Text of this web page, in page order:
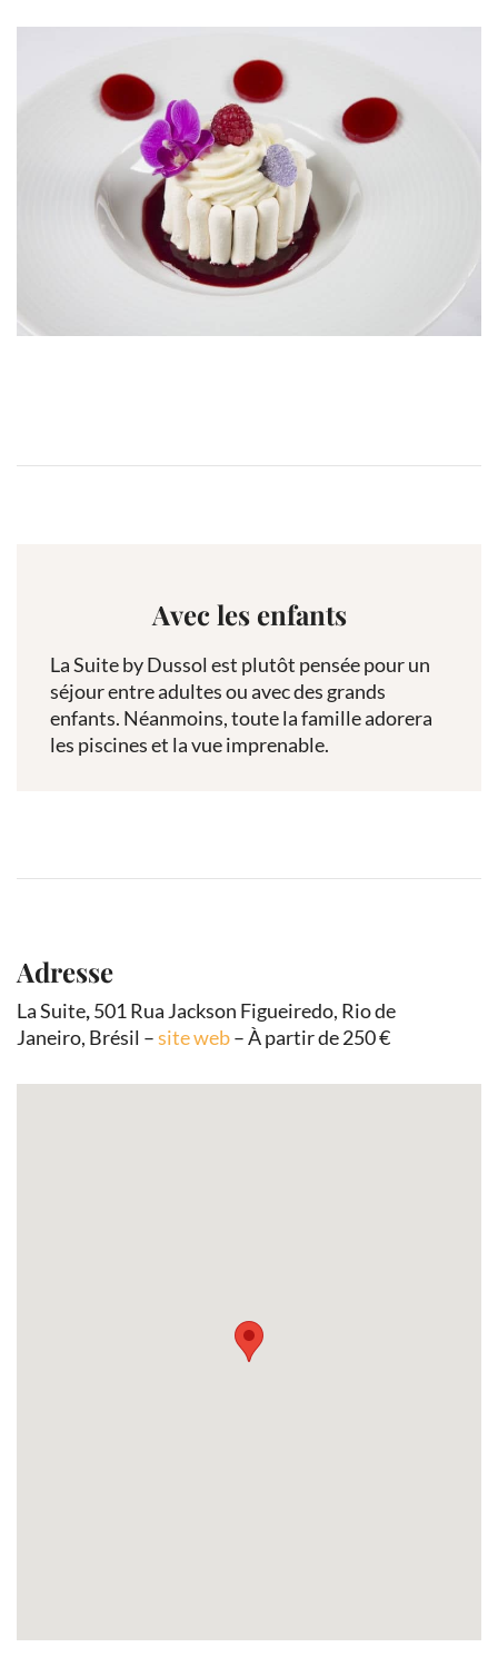
Avec les enfants
La Suite by Dussol est plutôt pensée pour un
séjour entre adultes ou avec des grands
enfants. Néanmoins, toute la famille adorera
les piscines et la vue imprenable.
Adresse
La Suite,501 Rua Jackson Figueiredo, Rio de
Janeiro, Brésil –site web– À partir de 250 €